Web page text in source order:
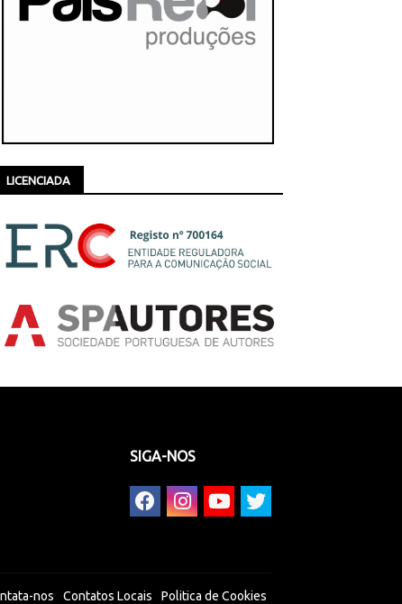
LICENCIADA
SIGA-NOS
nos Contatos Locais Politica de Cookies